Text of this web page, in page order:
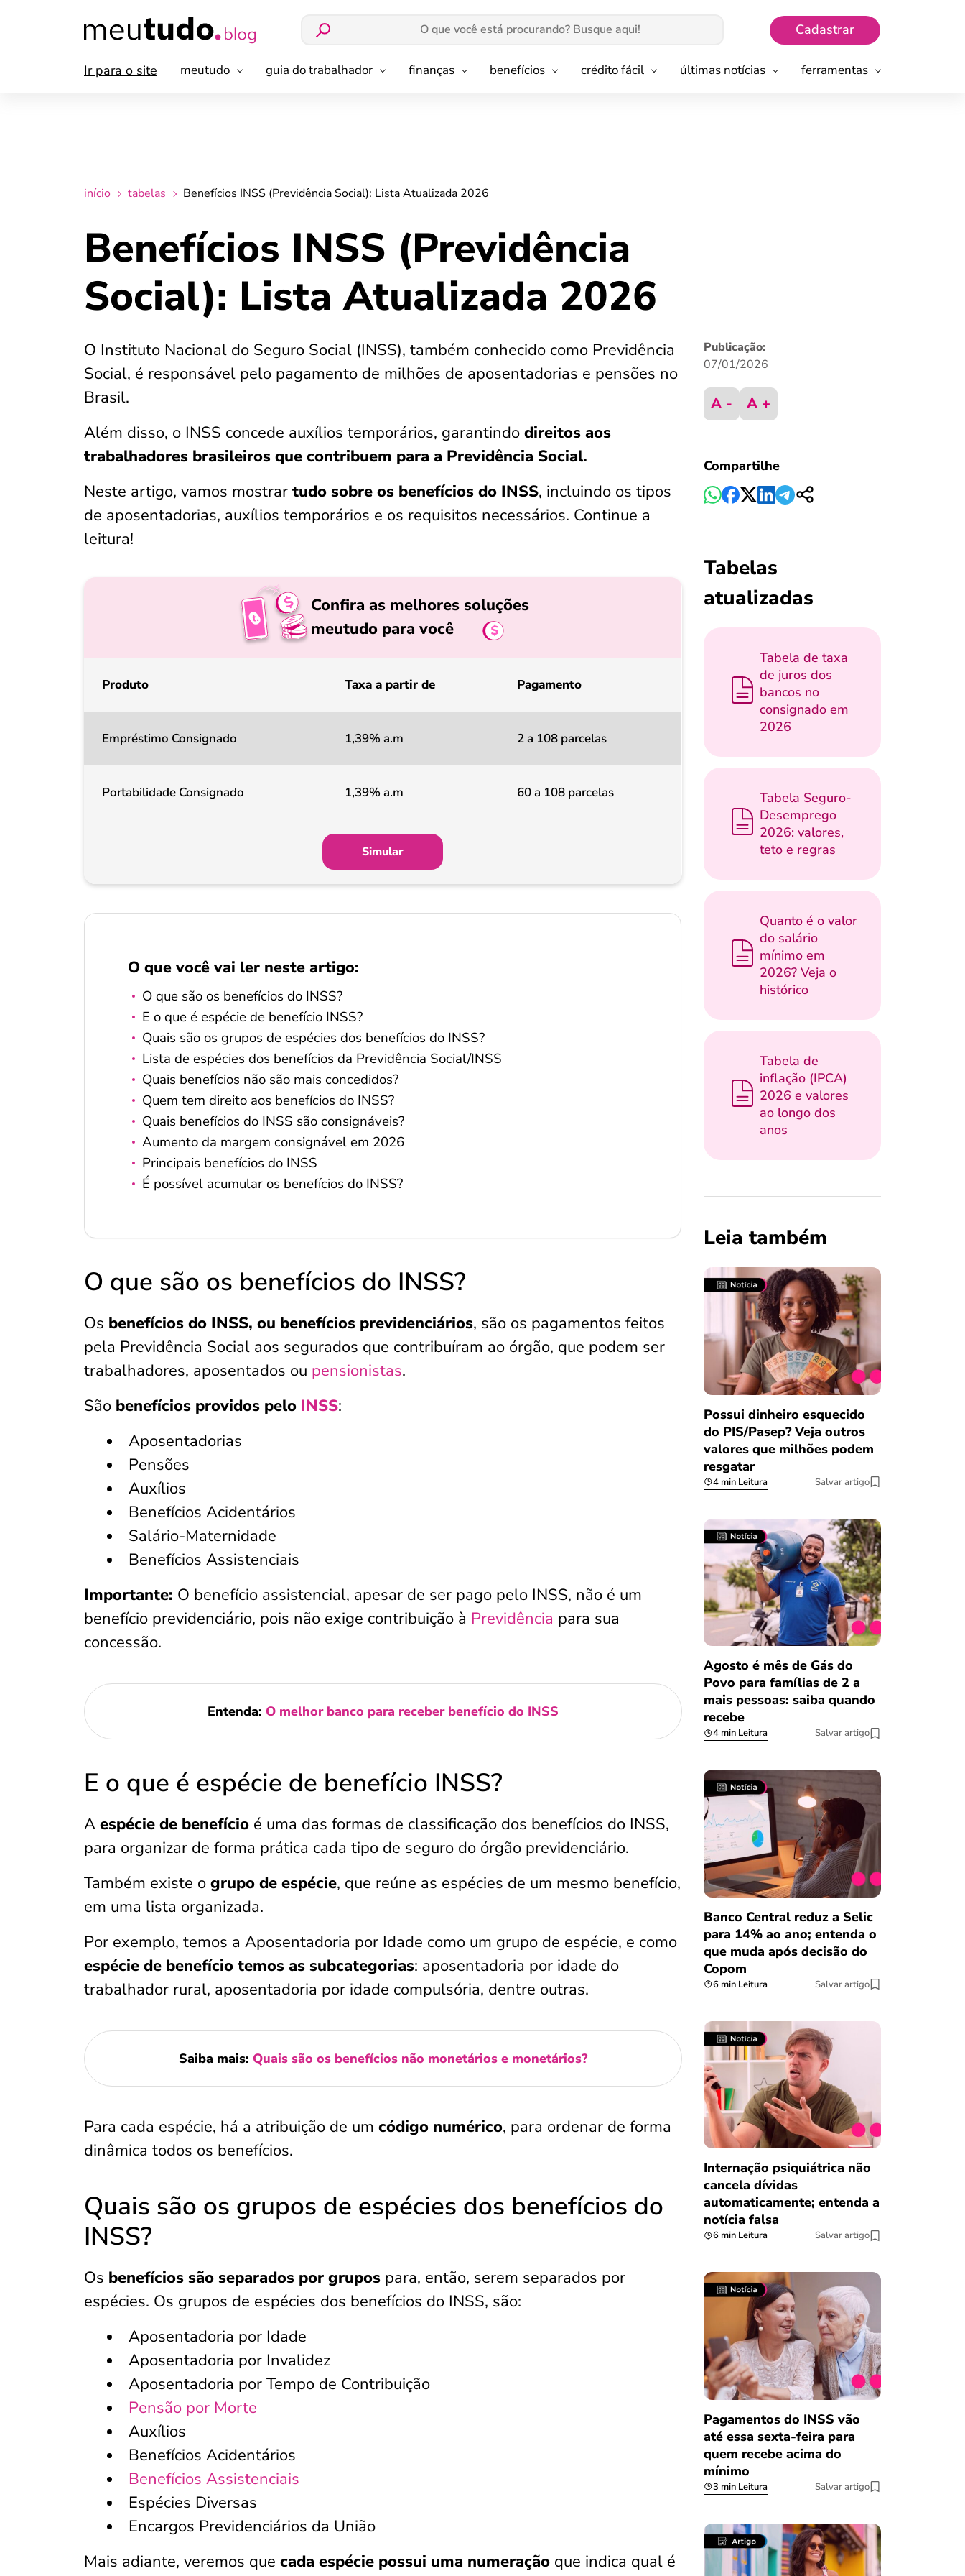
Cadastrar
Ir para o site meutudo guia do trabalhador finanças benefícios crédito fácil últimas notícias ferramentas
início tabelas Benefícios INSS (Previdência Social): Lista Atualizada 2026
Benefícios INSS (Previdência
Social): Lista Atualizada 2026
O Instituto Nacional do Seguro Social (INSS), também conhecido como Previdência
Social, é responsável pelo pagamento de milhões de aposentadorias e pensões no
Brasil.
Além disso, o INSS concede auxílios temporários, garantindo direitos aos
trabalhadores brasileiros que contribuem para a Previdência Social.
Neste artigo, vamos mostrar tudo sobre os benefícios do INSS, incluindo os tipos
de aposentadorias, auxílios temporários e os requisitos necessários. Continue a
leitura!
Confira as melhores soluções
meutudo para você
Produto Taxa a partir de Pagamento
Empréstimo Consignado 1,39% a.m 2 a 108 parcelas
Portabilidade Consignado 1,39% a.m 60 a 108 parcelas
Simular
O que você vai ler neste artigo:
O que são os benefícios do INSS?
E o que é espécie de benefício INSS?
Quais são os grupos de espécies dos benefícios do INSS?
Lista de espécies dos benefícios da Previdência Social/INSS
Quais benefícios não são mais concedidos?
Quem tem direito aos benefícios do INSS?
Quais benefícios do INSS são consignáveis?
Aumento da margem consignável em 2026
Principais benefícios do INSS
É possível acumular os benefícios do INSS?
O que são os benefícios do INSS?
Os benefícios do INSS, ou benefícios previdenciários, são os pagamentos feitos
pela Previdência Social aos segurados que contribuíram ao órgão, que podem ser
trabalhadores, aposentados ou pensionistas.
São benefícios providos pelo INSS:
Aposentadorias
Pensões
Auxílios
Benefícios Acidentários
Salário-Maternidade
Benefícios Assistenciais
Importante: O benefício assistencial, apesar de ser pago pelo INSS, não é um
benefício previdenciário, pois não exige contribuição à Previdência para sua
concessão.
Entenda: O melhor banco para receber benefício do INSS
E o que é espécie de benefício INSS?
A espécie de benefício é uma das formas de classificação dos benefícios do INSS,
para organizar de forma prática cada tipo de seguro do órgão previdenciário.
Também existe o grupo de espécie, que reúne as espécies de um mesmo benefício,
em uma lista organizada.
Por exemplo, temos a Aposentadoria por Idade como um grupo de espécie, e como
espécie de benefício temos as subcategorias: aposentadoria por idade do
trabalhador rural, aposentadoria por idade compulsória, dentre outras.
Saiba mais: Quais são os benefícios não monetários e monetários?
Para cada espécie, há a atribuição de um código numérico, para ordenar de forma
dinâmica todos os benefícios.
Quais são os grupos de espécies dos benefícios do
INSS?
Os benefícios são separados por grupos para, então, serem separados por
espécies. Os grupos de espécies dos benefícios do INSS, são:
Aposentadoria por Idade
Aposentadoria por Invalidez
Aposentadoria por Tempo de Contribuição
Pensão por Morte
Auxílios
Benefícios Acidentários
Benefícios Assistenciais
Espécies Diversas
Encargos Previdenciários da União
Mais adiante, veremos que cada espécie possui uma numeração que indica qual é
Publicação:
07/01/2026
A - A +
Compartilhe
Tabelas
atualizadas
Tabela de taxa
de juros dos
bancos no
consignado em
2026
Tabela Seguro-
Desemprego
2026: valores,
teto e regras
Quanto é o valor
do salário
mínimo em
2026? Veja o
histórico
Tabela de
inflação (IPCA)
2026 e valores
ao longo dos
anos
Leia também
Possui dinheiro esquecido
do PIS/Pasep? Veja outros
valores que milhões podem
resgatar
4 min Leitura Salvar artigo
Agosto é mês de Gás do
Povo para famílias de 2 a
mais pessoas: saiba quando
recebe
4 min Leitura Salvar artigo
Banco Central reduz a Selic
para 14% ao ano; entenda o
que muda após decisão do
Copom
6 min Leitura Salvar artigo
Internação psiquiátrica não
cancela dívidas
automaticamente; entenda a
notícia falsa
6 min Leitura Salvar artigo
Pagamentos do INSS vão
até essa sexta-feira para
quem recebe acima do
mínimo
3 min Leitura Salvar artigo